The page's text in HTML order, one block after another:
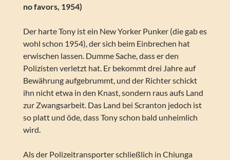
no favors, 1954)
Der harte Tony ist ein New Yorker Punker (die gab es
wohl schon 1954), der sich beim Einbrechen hat
erwischen lassen. Dumme Sache, dass er den
Polizisten verletzt hat. Er bekommt drei Jahre auf
Bewährung aufgebrummt, und der Richter schickt
ihn nicht etwa in den Knast, sondern raus aufs Land
zur Zwangsarbeit. Das Land bei Scranton jedoch ist
so platt und öde, dass Tony schon bald unheimlich
wird.
Als der Polizeitransporter schließlich in Chiunga